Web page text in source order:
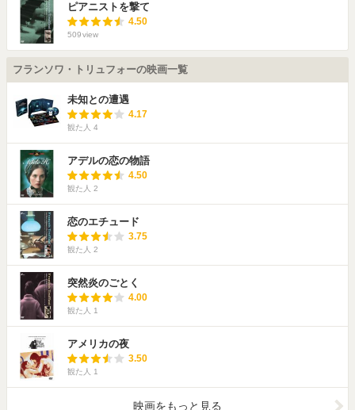
ピアニストを撃て
4.50
509view
フランソワ・トリュフォーの映画一覧
未知との遭遇
4.17
観た人 4
アデルの恋の物語
4.50
観た人 2
恋のエチュード
3.75
観た人 2
突然炎のごとく
4.00
観た人 1
アメリカの夜
3.50
観た人 1
映画をもっと見る